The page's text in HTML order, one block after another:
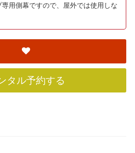
用側幕ですので、屋外では使用しな
タル予約する